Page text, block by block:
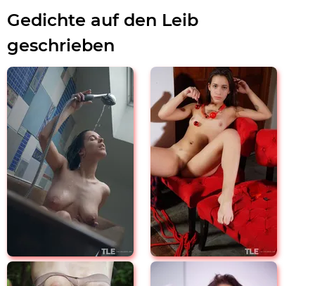
Gedichte auf den Leib
geschrieben